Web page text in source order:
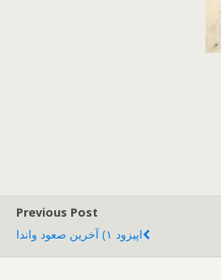
Previous Post
اپیزود ۱) آخرین صعود واندا